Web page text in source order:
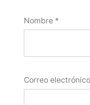
Nombre *
Correo electrónico